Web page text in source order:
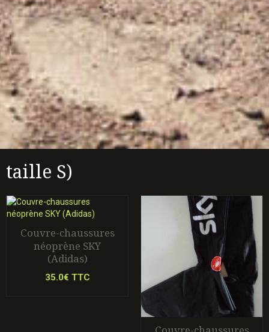
taille S)
Couvre-chaussures
néoprène SKY
(Adidas)
35.0€ TTC